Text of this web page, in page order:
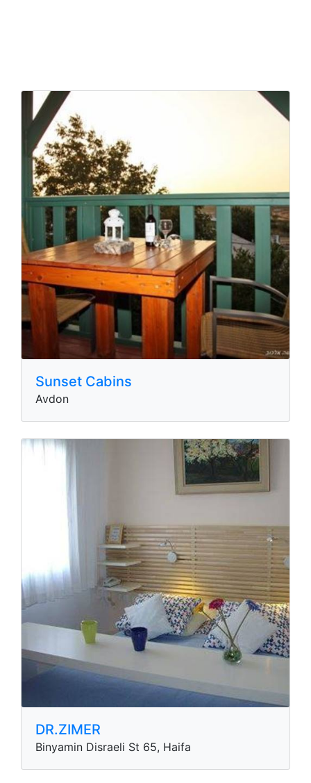
Sunset Cabins
Avdon
DR.ZIMER
Binyamin Disraeli St 65, Haifa